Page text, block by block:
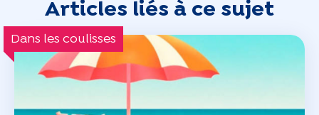
Articles liés à ce sujet
Dans les coulisses